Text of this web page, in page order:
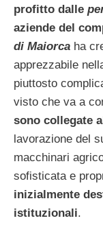
profitto dalle
aziende del
di Maiorca ha
apprezzabile
piuttosto
visto che va a
sono collegate
lavorazione del
macchinari
sofisticata e
inizialmente
istituzionali.